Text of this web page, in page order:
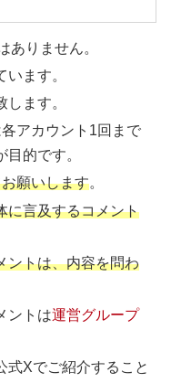
ありません。
ます。
ます。
アカウント1回まで
的です。
願いします。
に言及するコメント
ントは、内容を問わ
ントは運営グループ
式Xでご紹介すること